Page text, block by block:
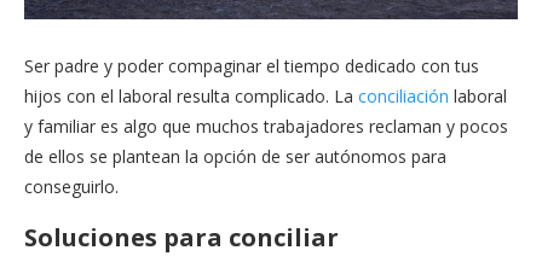
Ser padre y poder compaginar el tiempo dedicado con tus
hijos con el laboral resulta complicado. La conciliación laboral
y familiar es algo que muchos trabajadores reclaman y pocos
de ellos se plantean la opción de ser autónomos para
conseguirlo.
Soluciones para conciliar